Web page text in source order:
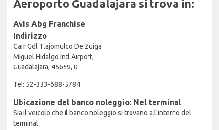
Aeroporto Guadalajara si trova in:
Avis Abg Franchise
Indirizzo
Carr Gdl Tlajomulco De Zuiga
Miguel Hidalgo Intl Airport,
Guadalajara, 45659, 0
Tel: 52-333-688-5784
Ubicazione del banco noleggio: Nel terminal
Sia il veicolo che il banco noleggio si trovano all'interno del
terminal.